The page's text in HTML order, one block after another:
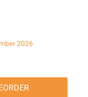
2026